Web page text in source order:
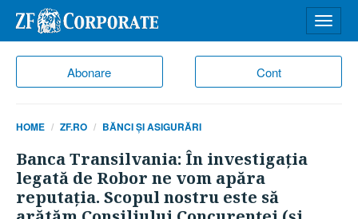
Abonare Cont
meniu
HOME ZF.RO BĂNCI ȘI ASIGURĂRI
Banca Transilvania: În investigaţia
legată de Robor ne vom apăra
reputaţia. Scopul nostru este să